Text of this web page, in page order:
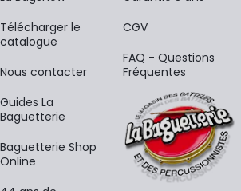
​Télécharger le
catalogue
Nous contacter
Guides La
Baguetterie
Baguetterie Shop
Online
CGV
FAQ - Questions
Fréquentes